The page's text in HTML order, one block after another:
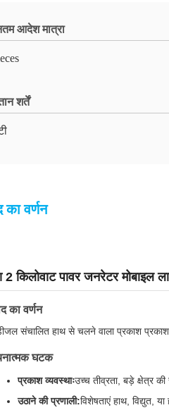
आदेश मात्रा
शर्तें
का वर्णन
2 किलोवाट पावर जनरेटर
का वर्णन
संचालित हाथ से चलने वाला प्रकाश
घटक
प्रकाश व्यवस्थाःउच्च तीव्रता, बड़े क्षेत्र
उठाने की प्रणाली:विशेषताएं हाथ, विद्युत,